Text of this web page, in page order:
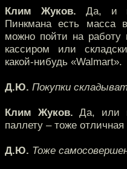
Клим Жуков. Да, и
Пинкмана есть масса
можно пойти на
кассиром или
какой-нибудь «Walmart».
Д.Ю. Покупки
Клим Жуков. Да, или
паллету – тоже отличная
Д.Ю. Тоже